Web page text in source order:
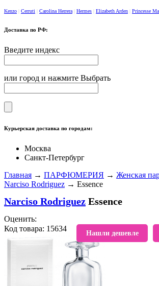
Kenzo Cerruti Carolina Herrera Hermes Elizabeth Arden Princesse
Доставка по РФ:
Введите индекс
или город и нажмите Выбрать
Курьерская доставка по городам:
Москва
Санкт-Петербург
Главная → ПАРФЮМЕРИЯ → Женская
Narciso Rodriguez → Essence
Narciso Rodriguez Essence
Нашли дешевле
Оценить:
Код товара: 15634
В избранное